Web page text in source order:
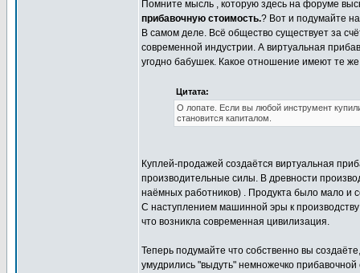
Помните мысль , которую здесь на форуме
прибавочную стоимость.? Вот и подумайте
В самом деле. Всё общество существует за
современной индустрии. А виртуальная
угодно бабушек. Какое отношение имеют те
Цитата:
О лопате. Если вы любой инструмент
становится капиталом.
Куплей-продажей создаётся виртуальная
производительные силы. В древности
наёмных работников) . Продукта было мало и
С наступлением машинной эры к
что возникла современная цивилизация.
Теперь подумайте что собственно вы
умудрились "выдуть" немножечко